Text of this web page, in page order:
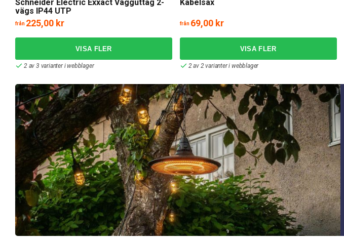
Schneider Electric Exxact Vägguttag 2-
vägs IP44 UTP
från 225,00 kr
2 av 3 varianter i webblager
Kabelsax
från 69,00 kr
2 av 2 varianter i webblager